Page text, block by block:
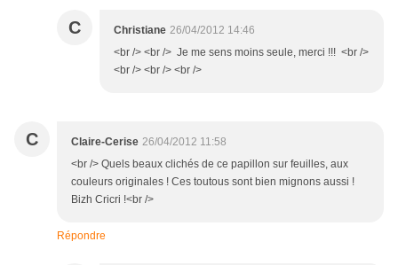
C Christiane 26/04/2012 14:46
<br /> <br /> Je me sens moins seule, merci !!! <br />
<br /> <br /> <br />
C Claire-Cerise 26/04/2012 11:58
<br /> Quels beaux clichés de ce papillon sur feuilles, aux
couleurs originales ! Ces toutous sont bien mignons aussi !
Bizh Cricri !<br />
Répondre